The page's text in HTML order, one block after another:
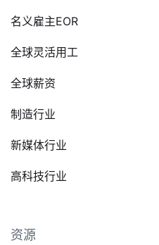
名义雇主EOR
全球灵活用工
全球薪资
制造行业
新媒体行业
高科技行业
资源